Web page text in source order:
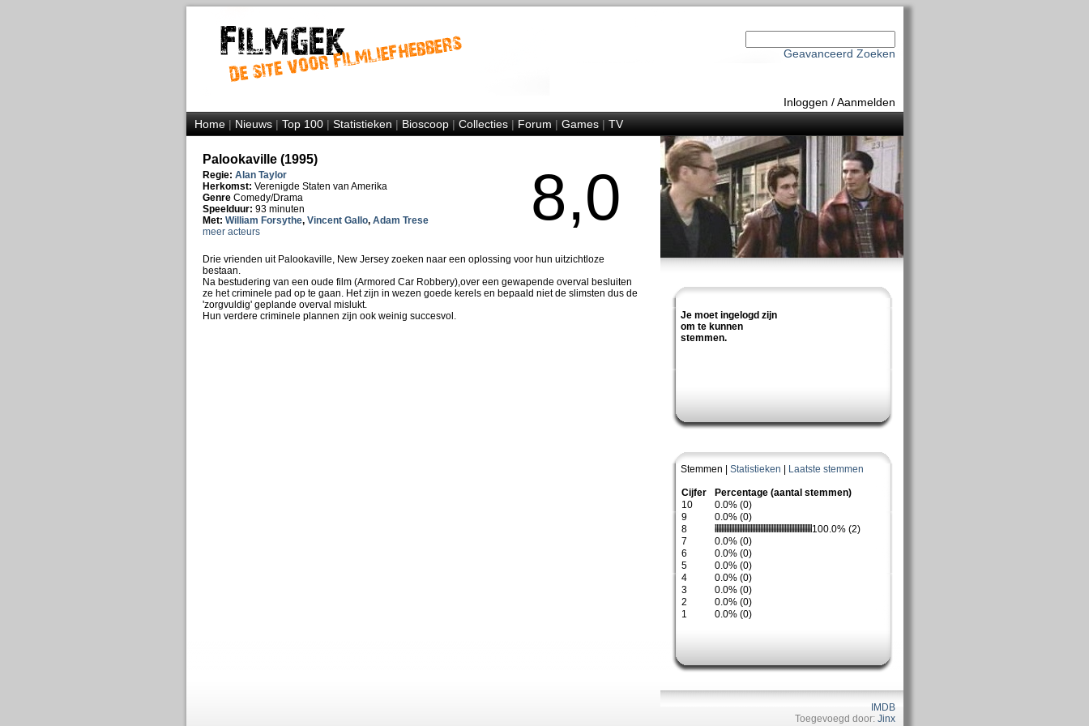
Geavanceerd Zoeken
Inloggen /Aanmelden
Home|Nieuws|Top 100|Statistieken|Bioscoop|Collecties|Forum|Games|TV
Je moet ingelogd zijn
om te kunnen
stemmen.
Stemmen | Statistieken Laatste stemmen
Cijfer
Percentage (aantal stemmen)
10
0.0% (0)
9
0.0% (0)
8
100.0% (2)
7
0.0% (0)
6
0.0% (0)
5
0.0% (0)
4
0.0% (0)
3
0.0% (0)
2
0.0% (0)
1
0.0% (0)
IMDB
Toegevoegd door: Jinx
Palookaville (1995)
Regie: Alan Taylor
Herkomst: Verenigde Staten van Amerika
Genre Comedy/Drama
Speelduur: 93 minuten
Met: William Forsythe, Vincent Gallo, Adam Trese
meer acteurs
8,0
Drie vrienden uit Palookaville, New Jersey zoeken naar een oplossing voor hun uitzichtloze
bestaan.
Na bestudering van een oude film (Armored Car Robbery),over een gewapende overval besluiten
ze het criminele pad op te gaan. Het zijn in wezen goede kerels en bepaald niet de slimsten dus de
'zorgvuldig' geplande overval mislukt.
Hun verdere criminele plannen zijn ook weinig succesvol.